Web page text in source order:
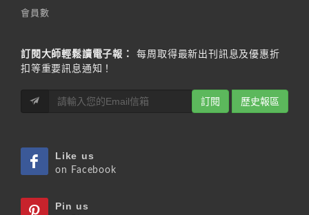
會員數
訂閱大師輕鬆讀電子報：
每周取得最新出刊訊息及優惠折
扣等重要訊息通知！
訂閱 歷史報區
Like us
on Facebook
Pin us